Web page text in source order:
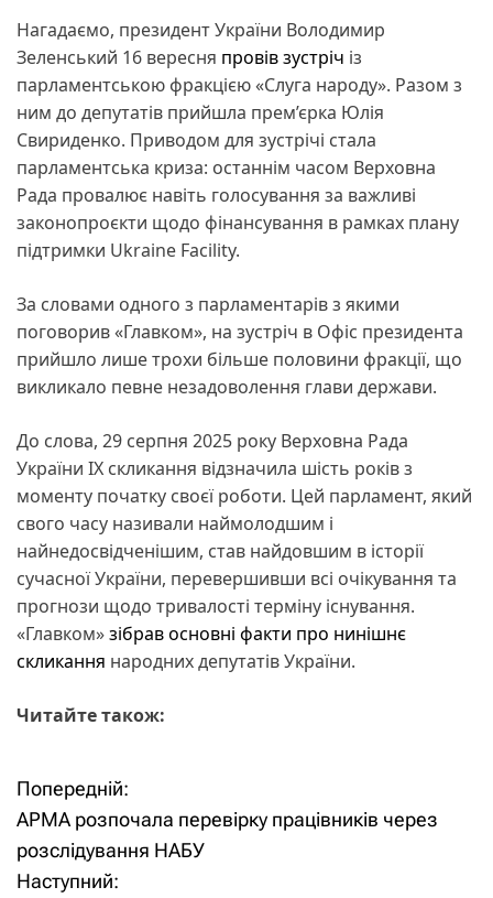
Нагадаємо, президент України Володимир
Зеленський 16 вересня провів зустріч із
парламентською фракцією «Слуга народу». Разом з
ним до депутатів прийшла прем’єрка Юлія
Свириденко. Приводом для зустрічі стала
парламентська криза: останнім часом Верховна
Рада провалює навіть голосування за важливі
законопроєкти щодо фінансування в рамках плану
підтримки Ukraine Facility.
За словами одного з парламентарів з якими
поговорив «Главком», на зустріч в Офіс президента
прийшло лише трохи більше половини фракції, що
викликало певне незадоволення глави держави.
До слова, 29 серпня 2025 року Верховна Рада
України IX скликання відзначила шість років з
моменту початку своєї роботи. Цей парламент, який
свого часу називали наймолодшим і
найнедосвідченішим, став найдовшим в історії
сучасної України, перевершивши всі очікування та
прогнози щодо тривалості терміну існування.
«Главком»зібрав основні факти про нинішнє
скликання народних депутатів України.
Читайте також:
Н
а
в
Попередній:
АРМА розпочала перевірку працівників через
розслідування НАБУ
Наступний: